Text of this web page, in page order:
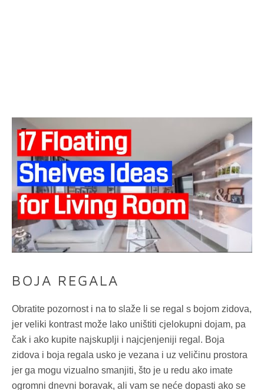
BOJA REGALA
Obratite pozornost i na to slaže li se regal s bojom zidova,
jer veliki kontrast može lako uništiti cjelokupni dojam, pa
čak i ako kupite najskuplji i najcjenjeniji regal. Boja
zidova i boja regala usko je vezana i uz veličinu prostora
jer ga mogu vizualno smanjiti, što je u redu ako imate
ogromni dnevni boravak, ali vam se neće dopasti ako se